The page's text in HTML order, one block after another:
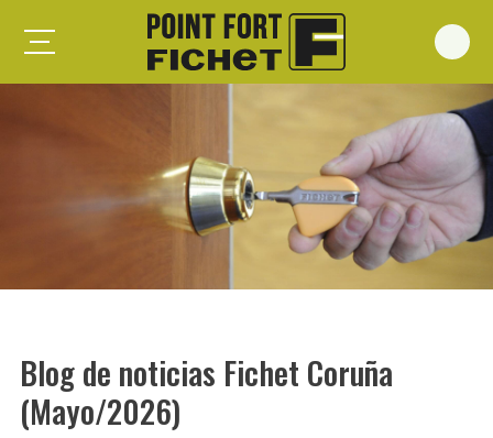
Foxeo HiS
Forges G375
Spheris Xp
Forstyl
Blog de noticias Fichet Coruña
(Mayo/2026)